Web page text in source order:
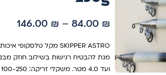
84.00 ₪
–
146.00 ₪
ועד 4.0 מטר. משקלי זריקה: 100-250 גרם.